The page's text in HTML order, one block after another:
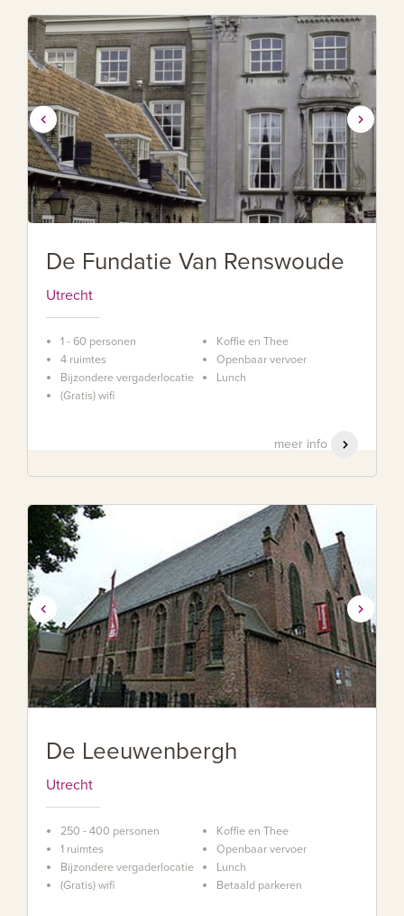
De Fundatie Van Renswoude
Utrecht
1 - 60 personen
4 ruimtes
Bijzondere vergaderlocatie
(Gratis) wifi
Koffie en Thee
Openbaar vervoer
Lunch
meer info
De Leeuwenbergh
Utrecht
250 - 400 personen
1 ruimtes
Bijzondere vergaderlocatie
(Gratis) wifi
Koffie en Thee
Openbaar vervoer
Lunch
Betaald parkeren